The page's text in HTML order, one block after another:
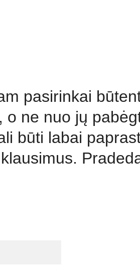
pasirinkai
ne nuo jų
būti labai